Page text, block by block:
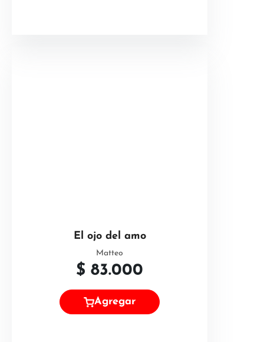
El ojo del amo
Matteo
$ 83.000
Agregar